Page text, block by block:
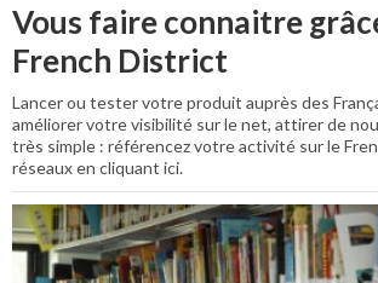
Vous faire connaitre
French District
Lancer ou tester votre produit auprès des
améliorer votre visibilité sur le net, attirer de
très simple : référencez votre activité sur le
réseaux en cliquant ici.